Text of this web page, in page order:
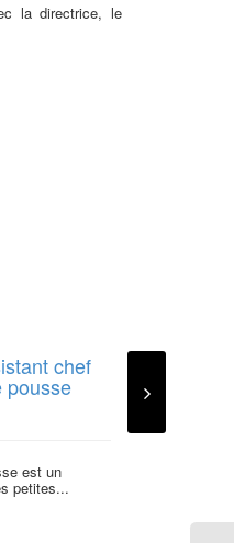
la directrice, le
chef
pousse
est un
petites...
Solidaire